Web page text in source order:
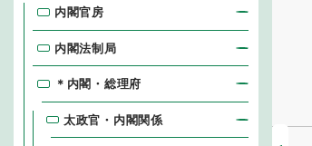
内閣官房
内閣法制局
＊内閣・総理府
太政官・内閣関係